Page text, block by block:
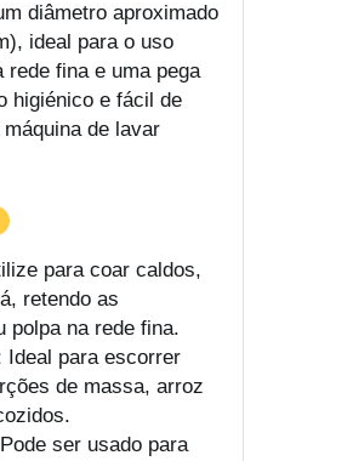
diâmetro aproximado
ideal para o uso
rede fina e uma pega
higiénico e fácil de
de lavar
para coar caldos,
retendo as
polpa na rede fina.
Ideal para escorrer
de massa, arroz
ser usado para